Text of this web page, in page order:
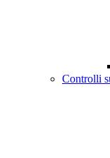
Controlli